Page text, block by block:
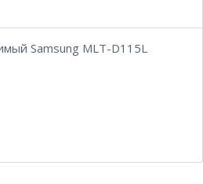
Samsung MLT-D115L